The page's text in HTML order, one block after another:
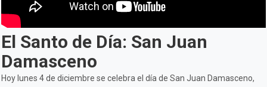
El Santo de Día: San Juan
Damasceno
Hoy lunes 4 de diciembre se celebra el día de San Juan Damasceno,